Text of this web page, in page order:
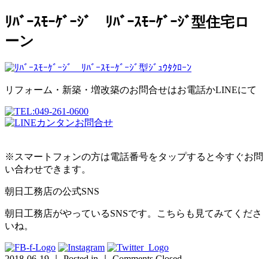
ﾘﾊﾞｰｽﾓｰｹﾞｰｼﾞ ﾘﾊﾞｰｽﾓｰｹﾞｰｼﾞ型住宅ロ
ーン
リフォーム・新築・増改築のお問合せはお電話かLINEにて
※スマートフォンの方は電話番号をタップすると今すぐお問
い合わせできます。
朝日工務店の公式SNS
朝日工務店がやっているSNSです。こちらも見てみてくださ
いね。